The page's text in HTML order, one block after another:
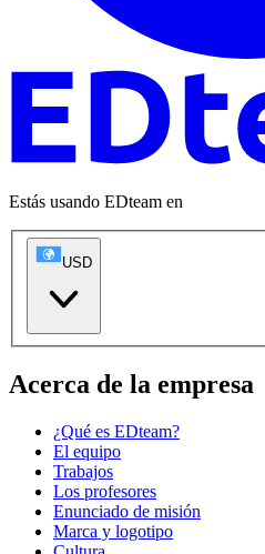
Estás usando EDteam en
USD
Acerca de la empresa
¿Qué es EDteam?
El equipo
Trabajos
Los profesores
Enunciado de misión
Marca y logotipo